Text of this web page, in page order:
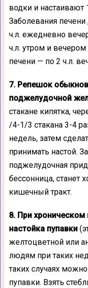
водки и настаивают
Заболевания
ч.л. ежедневно
ч.л. утром и
печени — по 2 ч.л.
7. Репешок
поджелудочной
стакане кипятка,
/4-1/3 стакана 3-4
недель, затем
принимать настой.
поджелудочная
бессонница, станет
кишечный тракт.
8. При
настойка пупавки
желтоцветной или
людям при таких
таких случаях
пупавки. Взять